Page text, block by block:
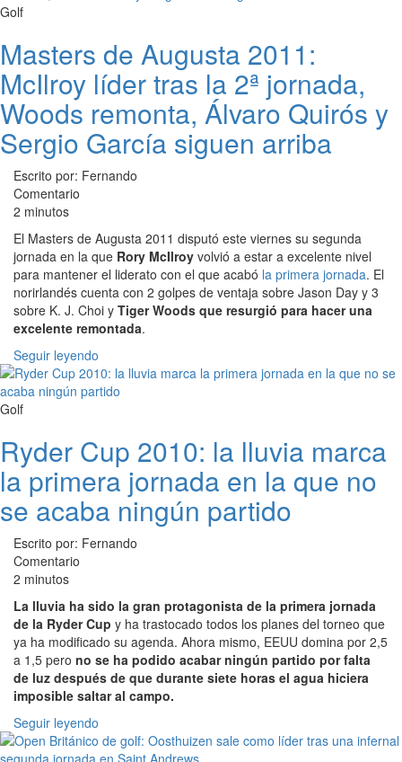
Golf
Masters de Augusta 2011:
McIlroy líder tras la 2ª jornada,
Woods remonta, Álvaro Quirós y
Sergio García siguen arriba
Escrito por: Fernando
Comentario
2 minutos
El Masters de Augusta 2011 disputó este viernes su segunda
jornada en la que Rory McIlroy volvió a estar a excelente nivel
para mantener el liderato con el que acabó la primera jornada. El
norirlandés cuenta con 2 golpes de ventaja sobre Jason Day y 3
sobre K. J. Choi y Tiger Woods que resurgió para hacer una
excelente remontada.
Seguir leyendo
Golf
Ryder Cup 2010: la lluvia marca
la primera jornada en la que no
se acaba ningún partido
Escrito por: Fernando
Comentario
2 minutos
La lluvia ha sido la gran protagonista de la primera jornada
de la Ryder Cup y ha trastocado todos los planes del torneo que
ya ha modificado su agenda. Ahora mismo, EEUU domina por 2,5
a 1,5 pero no se ha podido acabar ningún partido por falta
de luz después de que durante siete horas el agua hiciera
imposible saltar al campo.
Seguir leyendo